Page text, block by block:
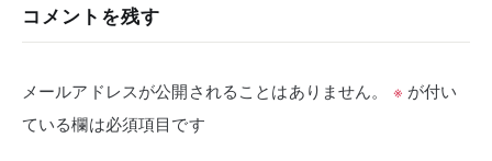
コメントを残す
メールアドレスが公開されることはありません。 ※ が付い
ている欄は必須項目です